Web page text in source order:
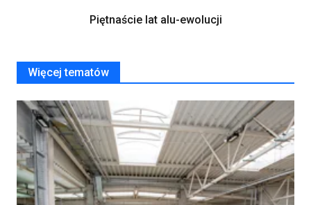
Piętnaście lat alu-ewolucji
Więcej tematów